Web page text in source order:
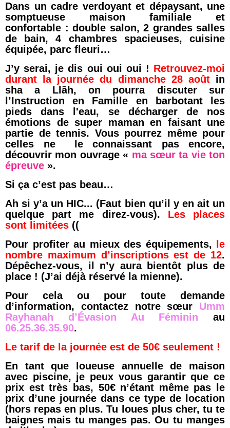
Dans un cadre verdoyant et dépaysant, une
somptueuse maison familiale et
confortable : double salon, 2 grandes salles
de bain, 4 chambres spacieuses, cuisine
équipée, parc fleuri…
J’y serai, je dis oui oui oui ! Retrouvez-moi
durant la journée du dimanche 28 aoûtin
sha a Llãh, on pourra discuter sur
l’Instruction en Famille en barbotant les
pieds dans l'eau, se décharger de nos
émotions de super maman en faisant une
partie de tennis. Vous pourrez même pour
celles ne le connaissant pas encore,
découvrir mon ouvrage « ma sœur ta vie ton
épreuve ».
Si ça c’est pas beau…
Ah si y’a un HIC... (Faut bien qu’il y en ait un
quelque part me direz-vous). Les places
sont limitées ((
Pour profiter au mieux des équipements,
le
nombre maximum d’inscriptions est de 12.
Dépêchez-vous, il n’y aura bientôt plus de
place ! (J’ai déjà réservé la mienne).
Pour cela ou pour toute demande
d’information, contactez notre sœur Umm
Rayhanah d’Évasion Au Féminin au
06.25.36.35.90.
Le tarif de la journée est de 50€ seulement !
En tant que loueuse annuelle de maison
avec piscine, je peux vous garantir que ce
prix est très bas, 50€ n’étant même pas le
prix d’une journée dans ce type de location
(hors repas en plus. Tu loues plus cher, tu te
baignes mais tu manges pas. Ou tu manges